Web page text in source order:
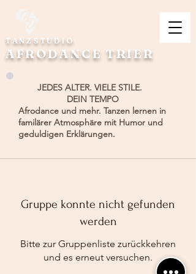
TANZSTUDIO
AFRODANCE TRIER
JEDES ALTER. VIELE STILE.
DEIN TEMPO
Afrodance und mehr. Tanzen lernen in
familärer Atmosphäre mit Humor und
geduldigen Erklärungen.
Gruppe konnte nicht gefunden
werden
Bitte zur Gruppenliste zurückkehren
und es erneut versuchen.